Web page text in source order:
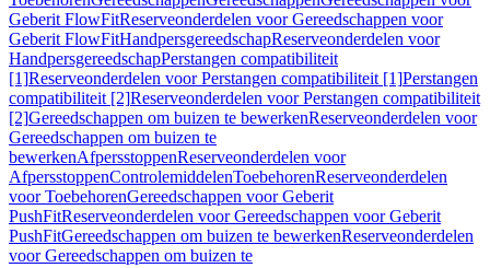
Geberit FlowFitReserveonderdelen voor Gereedschappen voor
Geberit FlowFitHandpersgereedschapReserveonderdelen voor
HandpersgereedschapPerstangen compatibiliteit
[1]Reserveonderdelen voor Perstangen compatibiliteit [1]Perstangen
compatibiliteit [2]Reserveonderdelen voor Perstangen compatibiliteit
[2]Gereedschappen om buizen te bewerkenReserveonderdelen voor
Gereedschappen om buizen te
bewerkenAfpersstoppenReserveonderdelen voor
AfpersstoppenControlemiddelenToebehorenReserveonderdelen
voor ToebehorenGereedschappen voor Geberit
PushFitReserveonderdelen voor Gereedschappen voor Geberit
PushFitGereedschappen om buizen te bewerkenReserveonderdelen
voor Gereedschappen om buizen te